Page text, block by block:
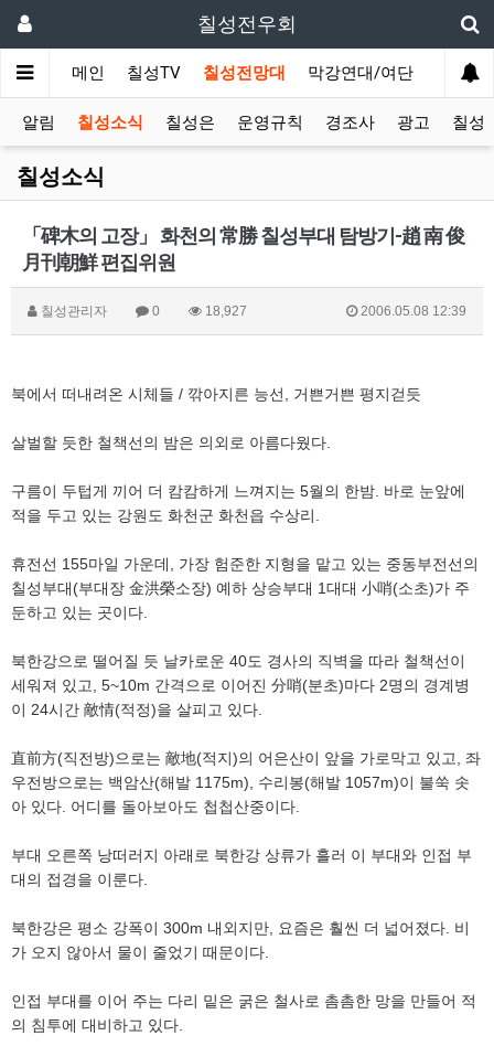
칠성전우회
메인 칠성TV 칠성전망대 막강연대/여단 사단
알림 칠성소식 칠성은 운영규칙 경조사 광고 칠성
칠성소식
「碑木의 고장」 화천의 常勝 칠성부대 탐방기-趙 南 俊
月刊朝鮮 편집위원
칠성관리자 0 18,927 2006.05.08 12:39
북에서 떠내려온 시체들 / 깎아지른 능선, 거쁜거쁜 평지걷듯
살벌할 듯한 철책선의 밤은 의외로 아름다웠다.
구름이 두텁게 끼어 더 캄캄하게 느껴지는 5월의 한밤. 바로 눈앞에
적을 두고 있는 강원도 화천군 화천읍 수상리.
휴전선 155마일 가운데, 가장 험준한 지형을 맡고 있는 중동부전선의
칠성부대(부대장 金洪榮소장) 예하 상승부대 1대대 小哨(소초)가 주
둔하고 있는 곳이다.
북한강으로 떨어질 듯 날카로운 40도 경사의 직벽을 따라 철책선이
세워져 있고, 5~10m 간격으로 이어진 分哨(분초)마다 2명의 경계병
이 24시간 敵情(적정)을 살피고 있다.
直前方(직전방)으로는 敵地(적지)의 어은산이 앞을 가로막고 있고, 좌
우전방으로는 백암산(해발 1175m), 수리봉(해발 1057m)이 불쑥 솟
아 있다. 어디를 돌아보아도 첩첩산중이다.
부대 오른쪽 낭떠러지 아래로 북한강 상류가 흘러 이 부대와 인접 부
대의 접경을 이룬다.
북한강은 평소 강폭이 300m 내외지만, 요즘은 훨씬 더 넓어졌다. 비
가 오지 않아서 물이 줄었기 때문이다.
인접 부대를 이어 주는 다리 밑은 굵은 철사로 촘촘한 망을 만들어 적
의 침투에 대비하고 있다.